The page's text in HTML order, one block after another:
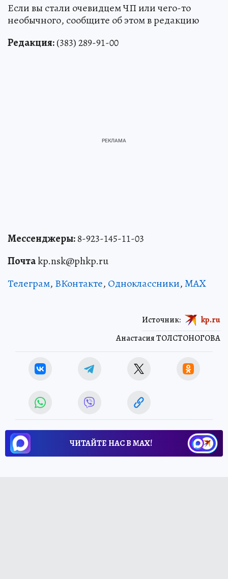
Если вы стали очевидцем ЧП или чего-то
необычного, сообщите об этом в редакцию
Редакция:(383) 289-91-00
Мессенджеры:8-923-145-11-03
Почтаkp.nsk@phkp.ru
Телеграм, ВКонтакте, Одноклассники,MAX
Анастасия ТОЛСТОНОГОВА
Источник: kp.ru
ЧИТАЙТЕ НАС В МАХ!